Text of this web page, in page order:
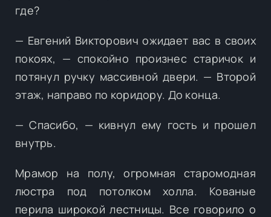
где?
— Евгений Викторович ожидает вас в своих
покоях, — спокойно произнес старичок и
потянул ручку массивной двери. — Второй
этаж, направо по коридору. До конца.
— Спасибо, — кивнул ему гость и прошел
внутрь.
Мрамор на полу, огромная старомодная
люстра под потолком холла. Кованые
перила широкой лестницы. Все говорило о